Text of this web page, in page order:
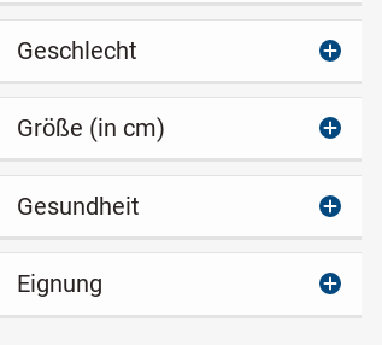
Geschlecht
Größe (in cm)
Gesundheit
Eignung